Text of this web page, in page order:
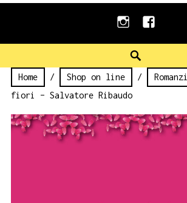
instagramfacebook
Home / Shop on line / Romanzi
fiori – Salvatore Ribaudo